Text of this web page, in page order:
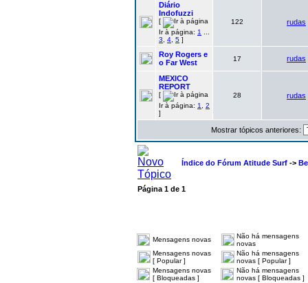
Diário
Indofuzzi
[
Ir à página: 1
3
4 5 ]
122 rudas
Roy Rogers e
o Far West
17 rudas
MEXICO
REPORT
[
Ir à página: 1
2
]
28 rudas
Mostrar tópicos anteriores:
Índice do Fórum Atitude Surf ->
Página 1 de 1
Mensagens novas
Não há mensagens
novas
Mensagens novas
[ Popular ]
Não há mensagens
novas [ Popular ]
Mensagens novas
[ Bloqueadas ]
Não há mensagens
novas [ Bloqueadas ]